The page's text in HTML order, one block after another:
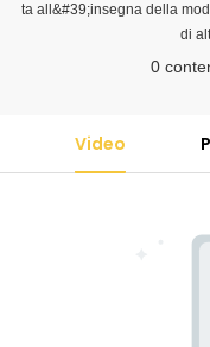
ta all&#39;insegna della
di
0
Video